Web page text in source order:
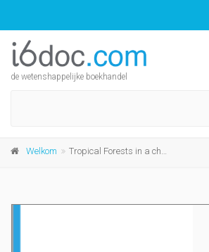
de wetenshappelijke boekhandel
Welkom Tropical Forests in a changing global context